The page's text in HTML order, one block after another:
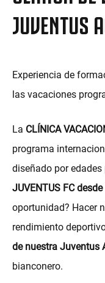
JUVENTUS
Experiencia de
las vacaciones
La CLÍNICA
programa
diseñado por
JUVENTUS FC
oportunidad? Hacer
rendimiento
de nuestra Juventus
bianconero.